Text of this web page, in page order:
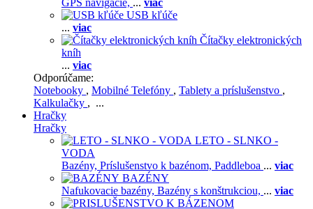
GPS navigácie, ... viac
USB kľúče
... viac
Čítačky elektronických
kníh
... viac
Odporúčame:
Notebooky , Mobilné Telefóny , Tablety a príslušenstvo ,
Kalkulačky , ...
Hračky
Hračky
LETO - SLNKO -
VODA
Bazény, Príslušenstvo k bazénom, Paddleboa ... viac
BAZÉNY
Nafukovacie bazény, Bazény s konštrukciou, ... viac